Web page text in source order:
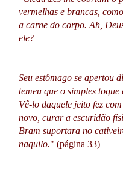
vermelhas e brancas,
a carne do corpo. Ah,
ele?
Seu estômago se apertou
temeu que o simples toque
Vê-lo daquele jeito fez
novo, curar a escuridão
Bram suportara no
naquilo." (página 33)